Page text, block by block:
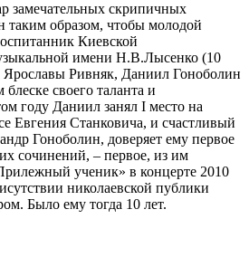
замечательных скрипичных
таким образом, чтобы молодой
Киевской
имени Н.В.Лысенко (10
Ярославы Ривняк, Даниил Гоноболин
своего таланта и
году Даниил занял I место на
Евгения Станковича, и счастливый
Гоноболин, доверяет ему первое
сочинений, – первое, из им
ученик» в концерте 2010
николаевской публики
Было ему тогда 10 лет.